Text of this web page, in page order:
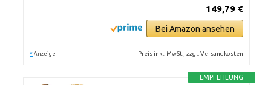
149,79 €
Bei Amazon ansehen
* Anzeige Preis inkl. MwSt., zzgl. Versandkosten
EMPFEHLUNG